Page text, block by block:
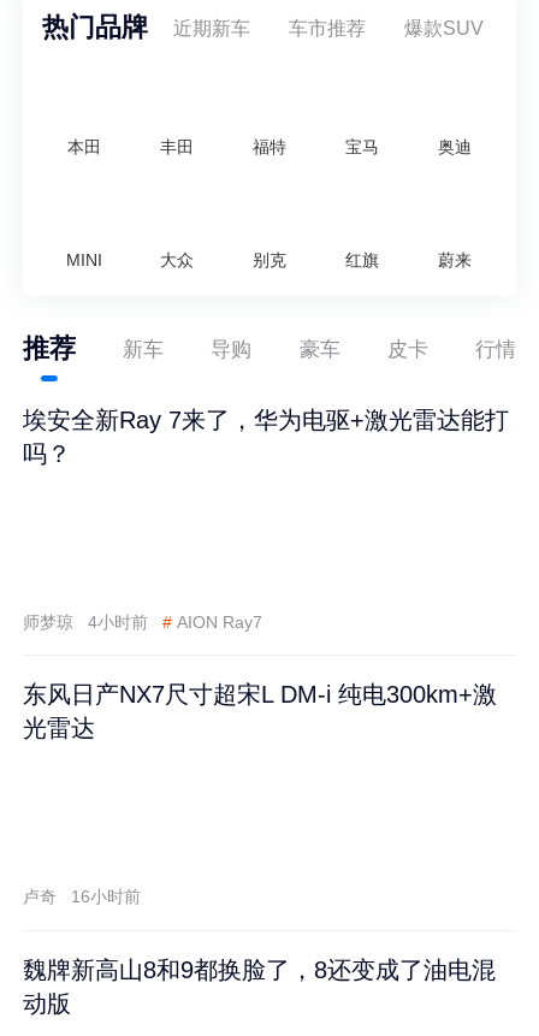
热门品牌 近期新车 车市推荐 爆款SUV
本田 丰田 福特 宝马 奥迪
MINI 大众 别克 红旗 蔚来
推荐 新车 导购 豪车 皮卡 行情
埃安全新Ray 7来了，华为电驱+激光雷达能打
吗？
师梦琼 4小时前 # AION Ray7
东风日产NX7尺寸超宋L DM-i 纯电300km+激
光雷达
卢奇 16小时前
魏牌新高山8和9都换脸了，8还变成了油电混
动版